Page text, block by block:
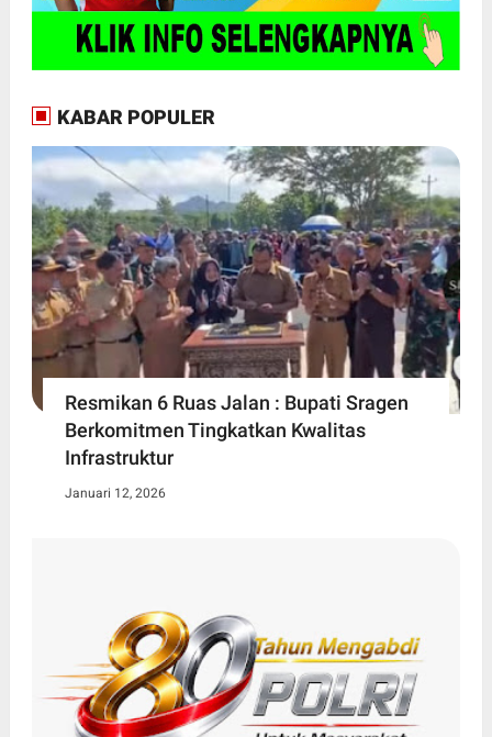
KABAR POPULER
Resmikan 6 Ruas Jalan : Bupati Sragen
Berkomitmen Tingkatkan Kwalitas
Infrastruktur
Januari 12, 2026